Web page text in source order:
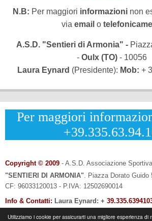
Utilizziamo i cookie per assicurarti una migliore esperienza di
N.B: Per maggiori informazioninon
via email o
A.S.D. "Sentieri di Armonia" -
- Oulx (TO) - 10056
Laura Eynard (Presidente): Mob: +
Per maggiori
Copyright © 2009 - A.S.D. Associazione
"SENTIERI DI ARMONIA". Piazza Dorato Guido
CF: 96033120013 - P.IVA: 12502690014
Info & Contatti: Laura Eynard: +